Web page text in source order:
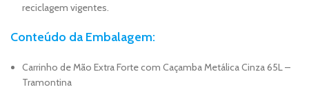
reciclagem vigentes.
Conteúdo da Embalagem:
Carrinho de Mão Extra Forte com Caçamba Metálica Cinza 65L –
Tramontina